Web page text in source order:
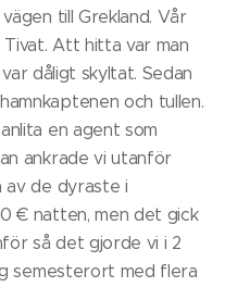
till Grekland. Vår
Att hitta var man
dåligt skyltat. Sedan
och tullen.
en agent som
ankrade vi utanför
av de dyraste i
€ natten, men det gick
så det gjorde vi i 2
semesterort med flera